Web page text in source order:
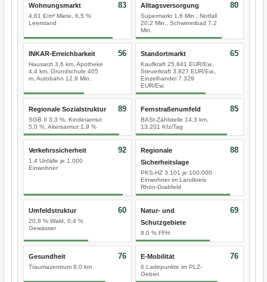
Wohnungsmarkt
4,61 €/m² Miete, 6,5 %
Leerstand
83 Alltagsversorgung
Supermarkt 1,6 Min., Notfall
20,2 Min., Schwimmbad 7,2
Min.
80
INKAR-Erreichbarkeit
Hausarzt 3,6 km, Apotheke
4,4 km, Grundschule 405
m, Autobahn 12,8 Min.
56 Standortmarkt
Kaufkraft 25.841 EUR/Ew.,
Steuerkraft 3.827 EUR/Ew.,
Einzelhandel 7.329
EUR/Ew.
65
Regionale Sozialstruktur
SGB II 3,3 %, Kinderarmut
5,0 %, Altersarmut 1,9 %
89 Fernstraßenumfeld
BASt-Zählstelle 14,3 km,
13.201 Kfz/Tag
85
Verkehrssicherheit
1,4 Unfälle je 1.000
Einwohner
92
Regionale
Sicherheitslage
PKS-HZ 3.101 je 100.000
Einwohner im Landkreis
Rhön-Grabfeld
88
Umfeldstruktur
20,8 % Wald, 0,4 %
Gewässer
60
Natur- und
Schutzgebiete
8,0 % FFH
69
Gesundheit
Traumazentrum 8,0 km
76 E-Mobilität
6 Ladepunkte im PLZ-
Gebiet
76